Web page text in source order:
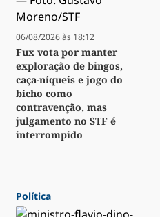
06/08/2026 às 18:12
Fux vota por manter
exploração de bingos,
caça-níqueis e jogo do
bicho como
contravenção, mas
julgamento no STF é
interrompido
Política